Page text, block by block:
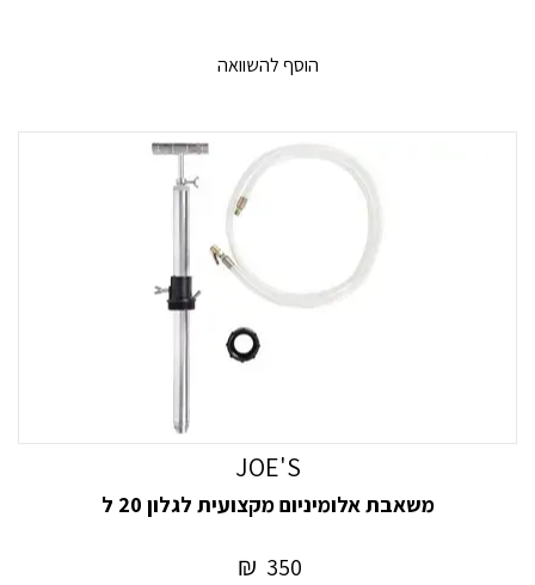
JOE'S
משאבת אלומיניום מקצועית לגלון 20 ל
350
₪